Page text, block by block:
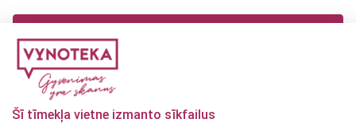
Šī tīmekļa vietne izmanto sīkfailus